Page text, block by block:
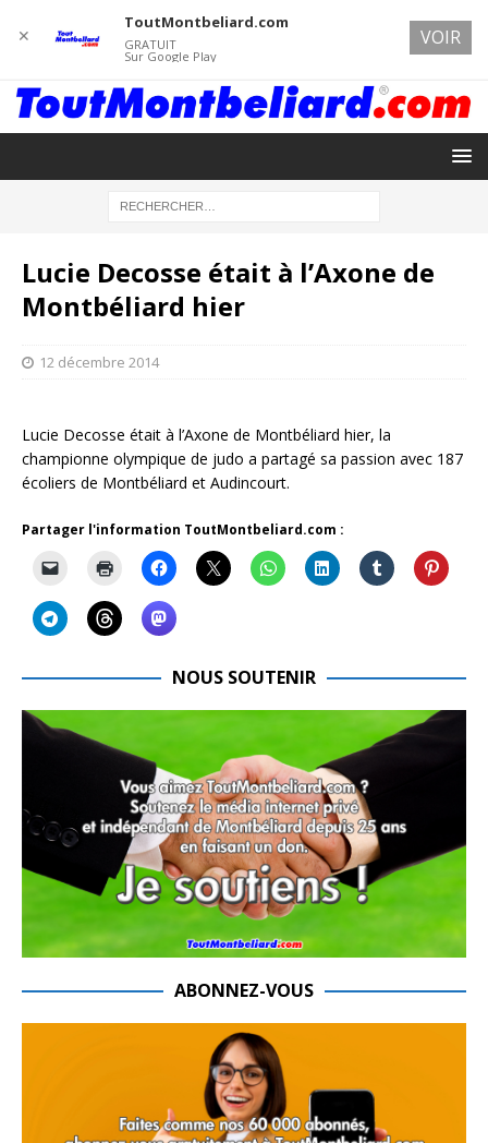
Lucie Decosse était à l’Axone de
Montbéliard hier
12 décembre 2014
Lucie Decosse était à l’Axone de Montbéliard hier, la
championne olympique de judo a partagé sa passion avec 187
écoliers de Montbéliard et Audincourt.
Partager l'information ToutMontbeliard.com :
NOUS SOUTENIR
ABONNEZ-VOUS
✕
ToutMontbeliard.com
GRATUIT
Sur Google Play
VOIR